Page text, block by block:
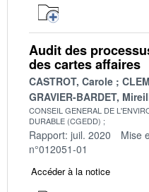
Audit des
des cartes affaires
CASTROT, Carole
GRAVIER-BARDET,
CONSEIL GENERAL DE
DURABLE (CGEDD)
Rapport: juil. 2020 Mise
n°012051-01
Accéder à la notice